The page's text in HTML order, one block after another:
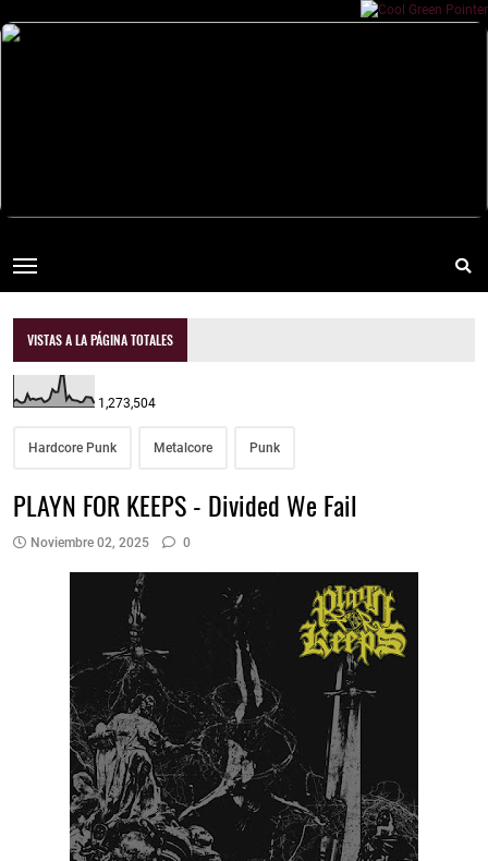
VISTAS A LA PÁGINA TOTALES
1,273,504
Hardcore Punk Metalcore Punk
PLAYN FOR KEEPS - Divided We Fail
Noviembre 02, 2025 0